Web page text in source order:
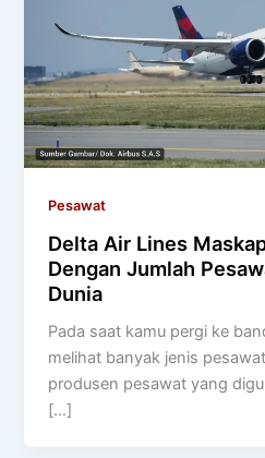
Pesawat
Delta Air Lines
Dengan Jumlah
Dunia
Pada saat kamu pergi ke
melihat banyak jenis
produsen pesawat yang
[…]